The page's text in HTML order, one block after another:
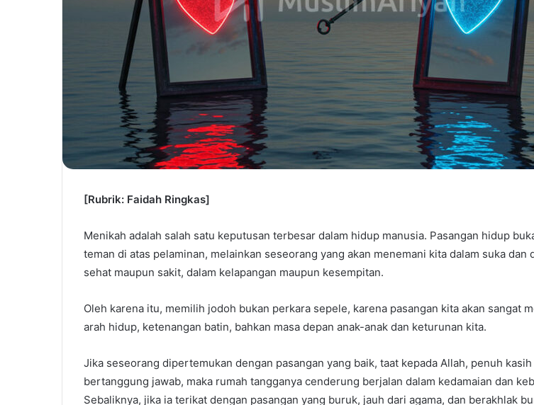
[Rubrik: Faidah Ringkas]
Menikah adalah salah satu keputusan terbesar dalam hidup manusia. Pasangan hidup
teman di atas pelaminan, melainkan seseorang yang akan menemani kita dalam suka dan
sehat maupun sakit, dalam kelapangan maupun kesempitan.
Oleh karena itu, memilih jodoh bukan perkara sepele, karena pasangan kita akan sangat
arah hidup, ketenangan batin, bahkan masa depan anak-anak dan keturunan kita.
Jika seseorang dipertemukan dengan pasangan yang baik, taat kepada Allah, penuh kasih
bertanggung jawab, maka rumah tangganya cenderung berjalan dalam kedamaian dan
Sebaliknya, jika ia terikat dengan pasangan yang buruk, jauh dari agama, dan berakhlak